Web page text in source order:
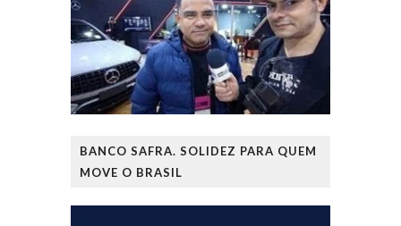
BANCO SAFRA. SOLIDEZ PARA QUEM
MOVE O BRASIL